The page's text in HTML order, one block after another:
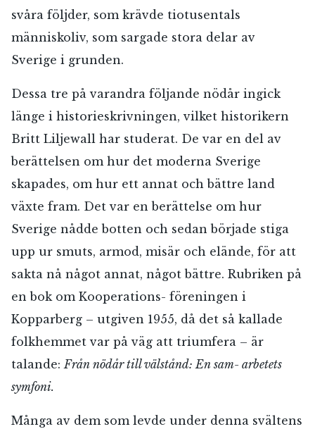
RÖSTA
E-post*
svåra följder, som krävde tiotusentals
människoliv, som sargade stora delar av
Sverige i grunden.
Dessa tre på varandra följande nödår ingick
länge i historieskrivningen, vilket historikern
Britt Liljewall har studerat. De var en del av
berättelsen om hur det moderna Sverige
skapades, om hur ett annat och bättre land
växte fram. Det var en berättelse om hur
Sverige nådde botten och sedan började stiga
upp ur smuts, armod, misär och elände, för att
sakta nå något annat, något bättre. Rubriken på
en bok om Kooperations- föreningen i
Kopparberg – utgiven 1955, då det så kallade
folkhemmet var på väg att triumfera – är
talande: Från nödår till välstånd: En sam- arbetets
symfoni.
Många av dem som levde under denna svältens